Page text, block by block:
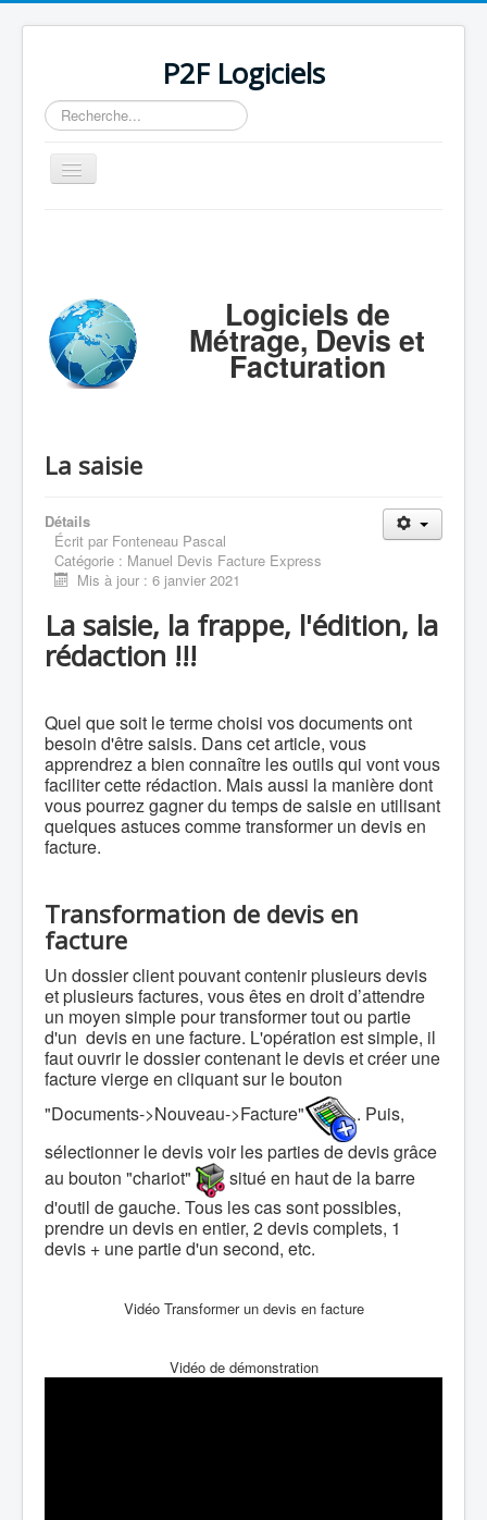
P2F Logiciels
Rechercher
Basculer
la
Support
Tarifs/Acheter
Contact / Mail / Liens
Logiciels de
Métrage, Devis et
Facturation
La saisie
Détails
Écrit par Fonteneau Pascal
Catégorie : Manuel Devis Facture Express
Mis à jour : 6 janvier 2021
La saisie, la frappe, l'édition, la
rédaction !!!
Quel que soit le terme choisi vos documents ont
besoin d'être saisis. Dans cet article, vous
apprendrez a bien connaître les outils qui vont vous
faciliter cette rédaction. Mais aussi la manière dont
vous pourrez gagner du temps de saisie en utilisant
quelques astuces comme transformer un devis en
facture.
Transformation de devis en
facture
Un dossier client pouvant contenir plusieurs devis
et plusieurs factures, vous êtes en droit d’attendre
un moyen simple pour transformer tout ou partie
d'un devis en une facture. L'opération est simple, il
faut ouvrir le dossier contenant le devis et créer une
facture vierge en cliquant sur le bouton
"Documents->Nouveau->Facture"
. Puis,
sélectionner le devis voir les parties de devis grâce
au bouton "chariot"
situé en haut de la barre
d'outil de gauche. Tous les cas sont possibles,
prendre un devis en entier, 2 devis complets, 1
devis + une partie d'un second, etc.
Vidéo Transformer un devis en facture
Vidéo de démonstration